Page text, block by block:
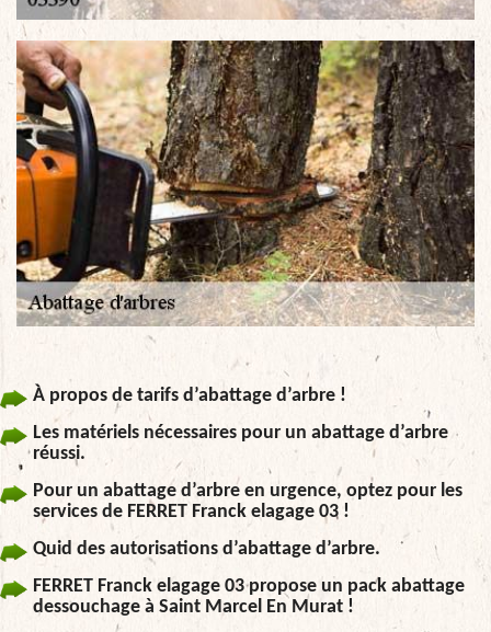
À propos de tarifs d’abattage d’arbre !
Les matériels nécessaires pour un abattage d’arbre
réussi.
Pour un abattage d’arbre en urgence, optez pour les
services de FERRET Franck elagage 03 !
Quid des autorisations d’abattage d’arbre.
FERRET Franck elagage 03 propose un pack abattage
dessouchage à Saint Marcel En Murat !